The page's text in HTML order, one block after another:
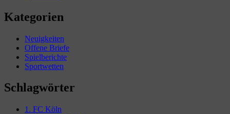
Kategorien
Neuigkeiten
Offene Briefe
Spielberichte
Sportwetten
Schlagwörter
1. FC Köln